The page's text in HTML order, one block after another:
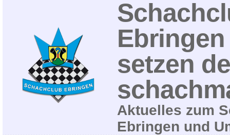
setzen
Aktuelles zum
Ebringen und